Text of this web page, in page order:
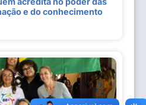
e do conhecimento